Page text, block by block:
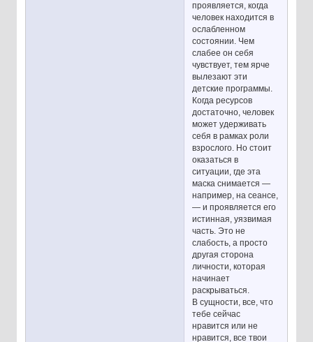
проявляется, когда
человек находится в
ослабленном
состоянии. Чем
слабее он себя
чувствует, тем ярче
вылезают эти
детские программы.
Когда ресурсов
достаточно, человек
может удерживать
себя в рамках роли
взрослого. Но стоит
оказаться в
ситуации, где эта
маска снимается —
например, на сеансе,
— и проявляется его
истинная, уязвимая
часть. Это не
слабость, а просто
другая сторона
личности, которая
начинает
раскрываться.
В сущности, все, что
тебе сейчас
нравится или не
нравится, все твои